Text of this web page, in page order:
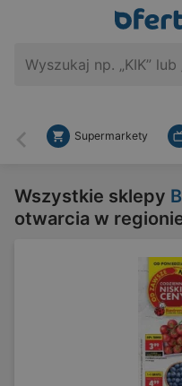
Wstecz
Supermarkety
Wszystkie sklepy
otwarcia w